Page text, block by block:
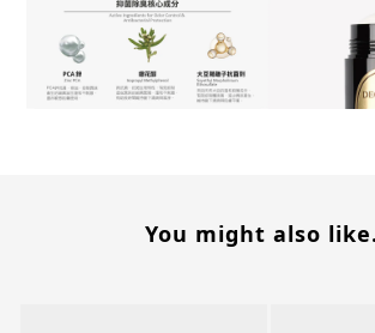
You might also